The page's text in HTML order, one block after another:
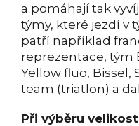
a pomáhají tak
týmy, které jezdí v
patří například
reprezentace, tým
Yellow fluo, Bissel,
team (triatlon) a
Při výběru